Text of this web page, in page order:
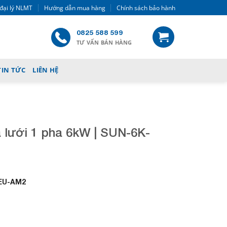
lý NLMT Hướng dẫn mua hàng Chính sách bảo hành
0825 588 599
TƯ VẤN BÁN HÀNG
TỨC LIÊN HỆ
lưới 1 pha 6kW | SUN-6K-
AM2